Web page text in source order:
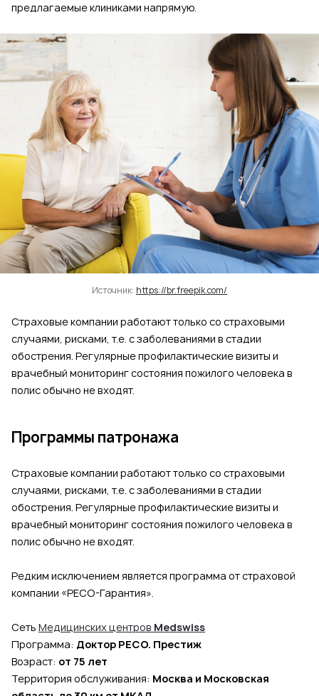
предлагаемые клиниками напрямую.
Источник: https://br.freepik.com/
Страховые компании работают только со страховыми
случаями, рисками, т.е. с заболеваниями в стадии
обострения. Регулярные профилактические визиты и
врачебный мониторинг состояния пожилого человека в
полис обычно не входят.
Программы патронажа
Страховые компании работают только со страховыми
случаями, рисками, т.е. с заболеваниями в стадии
обострения. Регулярные профилактические визиты и
врачебный мониторинг состояния пожилого человека в
полис обычно не входят.
Редким исключением является программа от страховой
компании «РЕСО-Гарантия».
Сеть Медицинских центров Medswiss
Программа: Доктор РЕСО. Престиж
Возраст: от 75 лет
Территория обслуживания: Москва и Московская